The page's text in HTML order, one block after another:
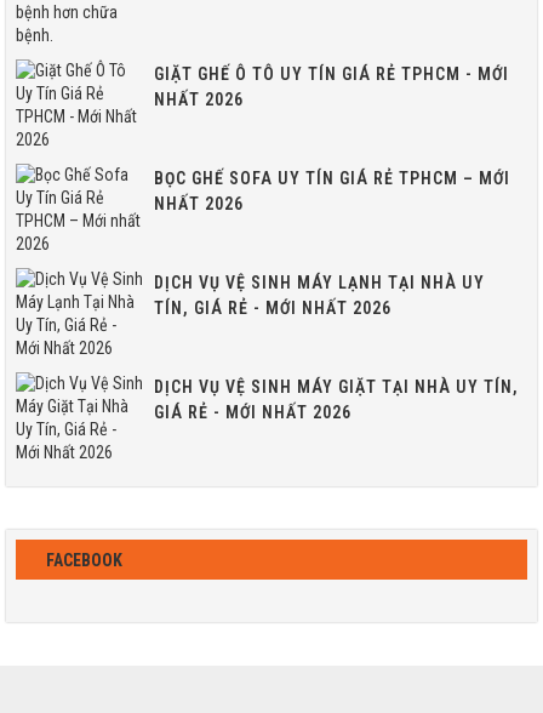
GIẶT GHẾ Ô TÔ UY TÍN GIÁ RẺ TPHCM - MỚI
NHẤT 2026
BỌC GHẾ SOFA UY TÍN GIÁ RẺ TPHCM – MỚI
NHẤT 2026
DỊCH VỤ VỆ SINH MÁY LẠNH TẠI NHÀ UY
TÍN, GIÁ RẺ - MỚI NHẤT 2026
DỊCH VỤ VỆ SINH MÁY GIẶT TẠI NHÀ UY TÍN,
GIÁ RẺ - MỚI NHẤT 2026
FACEBOOK